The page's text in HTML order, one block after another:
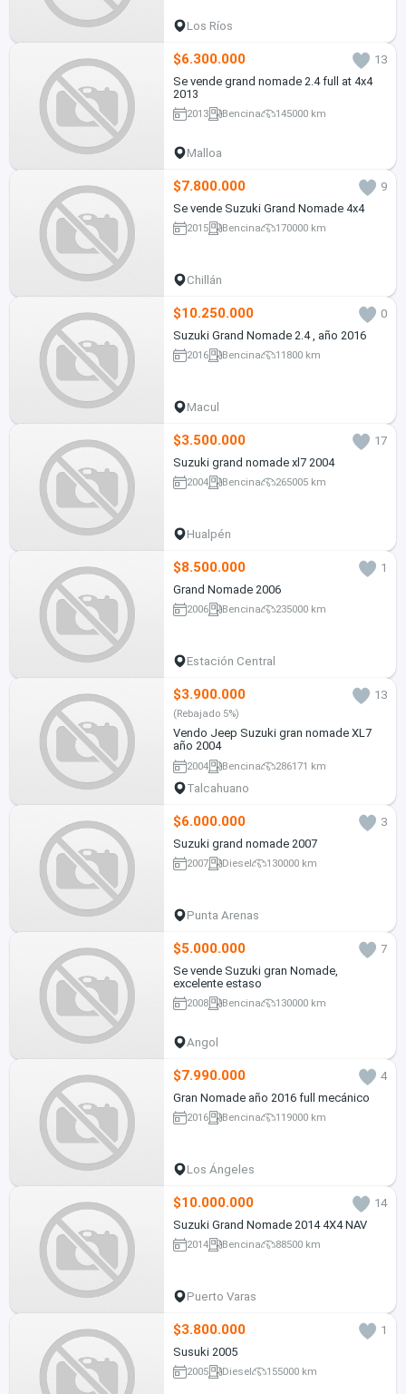
Los Ríos
$6.300.000
13
Se vende grand nomade 2.4 full at 4x4
2013
2013 Bencina 145000 km
Malloa
$7.800.000
9
Se vende Suzuki Grand Nomade 4x4
2015 Bencina 170000 km
Chillán
$10.250.000
0
Suzuki Grand Nomade 2.4 , año 2016
2016 Bencina 11800 km
Macul
$3.500.000
17
Suzuki grand nomade xl7 2004
2004 Bencina 265005 km
Hualpén
$8.500.000
1
Grand Nomade 2006
2006 Bencina 235000 km
Estación Central
$3.900.000 13
(Rebajado 5%)
Vendo Jeep Suzuki gran nomade XL7
año 2004
2004 Bencina 286171 km
Talcahuano
$6.000.000
3
Suzuki grand nomade 2007
2007 Diesel 130000 km
Punta Arenas
$5.000.000
7
Se vende Suzuki gran Nomade,
excelente estaso
2008 Bencina 130000 km
Angol
$7.990.000
4
Gran Nomade año 2016 full mecánico
2016 Bencina 119000 km
Los Ángeles
$10.000.000
14
Suzuki Grand Nomade 2014 4X4 NAV
2014 Bencina 88500 km
Puerto Varas
$3.800.000
1
Susuki 2005
2005 Diesel 155000 km